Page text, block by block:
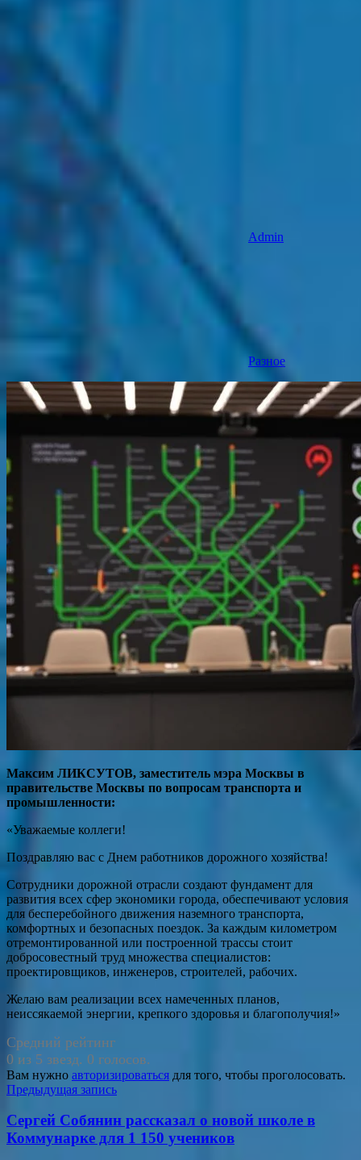
Admin
Разное
Максим ЛИКСУТОВ, заместитель мэра Москвы в
правительстве Москвы по вопросам транспорта и
промышленности:
«Уважаемые коллеги!
Поздравляю вас с Днем работников дорожного хозяйства!
Сотрудники дорожной отрасли создают фундамент для
развития всех сфер экономики города, обеспечивают условия
для бесперебойного движения наземного транспорта,
комфортных и безопасных поездок. За каждым километром
отремонтированной или построенной трассы стоит
добросовестный труд множества специалистов:
проектировщиков, инженеров, строителей, рабочих.
Желаю вам реализации всех намеченных планов,
неиссякаемой энергии, крепкого здоровья и благополучия!»
Средний рейтинг
0 из 5 звезд. 0 голосов.
Вам нужно авторизироваться для того, чтобы проголосовать.
Навигация
по
записям
Предыдущая запись
Сергей Собянин рассказал о новой школе в
Коммунарке для 1 150 учеников